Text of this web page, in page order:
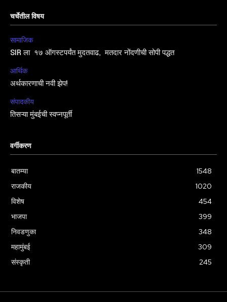
चर्चेतील विषय
सामाजिक
SIR ला १७ ऑगस्टपर्यंत मुदतवाढ, मतदार नोंदणीची सोपी पद्धत
आर्थिक
अर्थकारणाची नवी झेप!
संपादकीय
तिसऱ्या मुंबईची स्वप्नपूर्ती
वर्गीकरण
बातम्या
1548
राजकीय
1020
विशेष
454
भाजपा
399
निवडणुका
348
महामुंबई
309
संस्कृती
245